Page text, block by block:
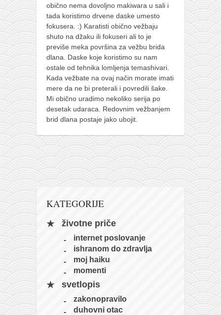
istorija karatea
bubishi
kihon
naihanchi
kushanku
passai
temashiwari
kobudo
nunchaku
bo
tonfa
sai
timbei rochin
tsunami dojo
program
snimci nastupa
galerija kluba
članarina
obično nema dovoljno makiwara u sali i
tada koristimo drvene daske umesto
fokusera. :) Karatisti obično vežbaju
shuto na džaku ili fokuseri ali to je
previše meka površina za vežbu brida
dlana. Daske koje koristimo su nam
ostale od tehnika lomljenja temashivari.
Kada vežbate na ovaj način morate imati
mere da ne bi preterali i povredili šake.
Mi obično uradimo nekoliko serija po
desetak udaraca. Redovnim vežbanjem
brid dlana postaje jako ubojit.
KATEGORIJE
životne priče
internet poslovanje
ishranom do zdravlja
moj haiku
momenti
svetlopis
zakonopravilo
duhovni otac